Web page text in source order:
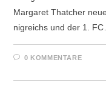
Mar­ga­ret That­cher
nig­reichs und der 1.
0 KOMMENTARE